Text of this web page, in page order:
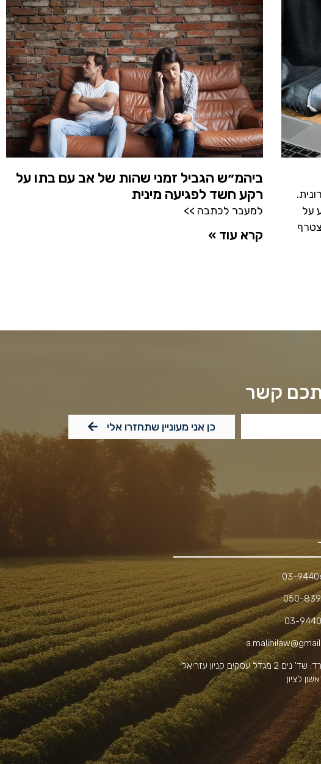
על
ביהמ״ש הגביל זמני שהות של אב עם בתו על
רקע חשד לפגיעה מינית
למעבר לכתבה >>
קרא עוד »
קשר
כן אני מעוניין שתחזרו אלי
03-
050-
03-
שד' נים 2 מגדל עסקים קניון עזריאלי
לציון